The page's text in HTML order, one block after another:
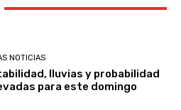
NOTICIAS
lluvias y probabilidad
para este domingo